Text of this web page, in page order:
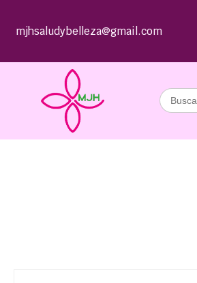
mjhsaludybelleza@gmail.com
Buscar: